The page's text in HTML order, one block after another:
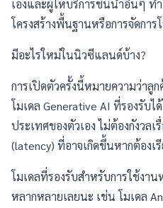
เองและผู้ให้บริการชั้นนำอื่นๆ ทำ
โครงสร้างพื้นฐานหรือการจัดกา
มีอะไรใหม่ในนิวซีแลนด์บ้าง?
การเปิดตัวครั้งนี้หมายความว่าลู
โมเดล Generative AI ที่รองรับไ
ประเทศของตัวเอง ไม่ต้องกังวล
(latency) ที่อาจเกิดขึ้นหากต้องเ
โมเดลที่รองรับสำหรับการใช้งา
หลากหลายเลยนะ เช่น โมเดล